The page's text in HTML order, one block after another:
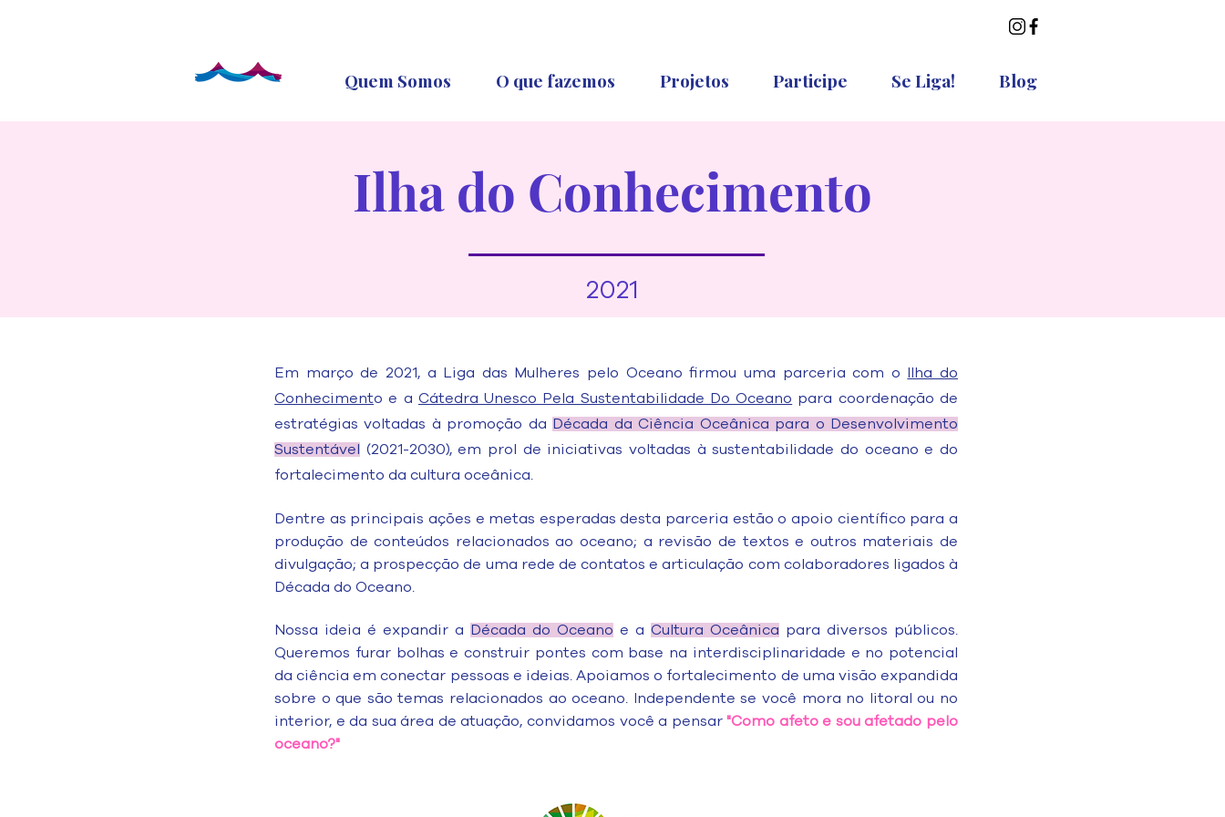
Quem Somos O que fazemos Projetos Participe Se Liga! Blog
Ilha do Conhecimento
2021
Em março de 2021, a Liga das Mulheres pelo Oceano firmou uma parceria com o
Ilha do
Conhecimento e a Cátedra Unesco Pela Sustentabilidade Do Oceano para coordenação de
estratégias voltadas à promoção da
Década da Ciência Oceânica para o Desenvolvimento
Sustentável
(2021-2030), em prol de iniciativas voltadas à sustentabilidade do oceano e do
fortalecimento da cultura oceânica.
Dentre as principais ações e metas esperadas desta parceria estão o apoio científico para a
produção de conteúdos relacionados ao oceano; a revisão de textos e outros materiais de
divulgação; a prospecção de uma rede de contatos e articulação com colaboradores ligados à
Década do Oceano.
Nossa ideia é expandir a Década do Oceano e a Cultura Oceânica para diversos públicos.
Queremos furar bolhas e construir pontes com base na interdisciplinaridade e no potencial
da ciência em conectar pessoas e ideias. Apoiamos o fortalecimento de uma visão expandida
sobre o que são temas relacionados ao oceano. Independente se você mora no litoral ou no
interior, e da sua área de atuação, convidamos você a pensar"Como afeto e sou afetado pelo
oceano?"